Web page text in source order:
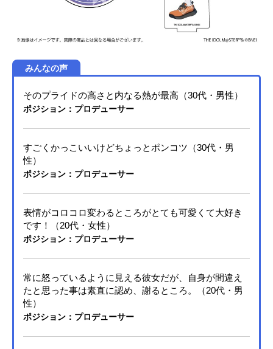
みんなの声
そのプライドの高さと内なる熱が最高（30代・男性）
ポジション：プロデューサー
すごくかっこいいけどちょっとポンコツ（30代・男
性）
ポジション：プロデューサー
表情がコロコロ変わるところがとても可愛くて大好き
です！（20代・女性）
ポジション：プロデューサー
常に怒っているように見える彼女だが、自身が間違え
たと思った事は素直に認め、謝るところ。（20代・男
性）
ポジション：プロデューサー